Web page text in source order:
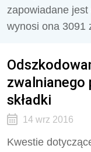
zapowiadane
wynosi ona 3091
zwalnianego
składki
14 wrz 2016
Kwestie